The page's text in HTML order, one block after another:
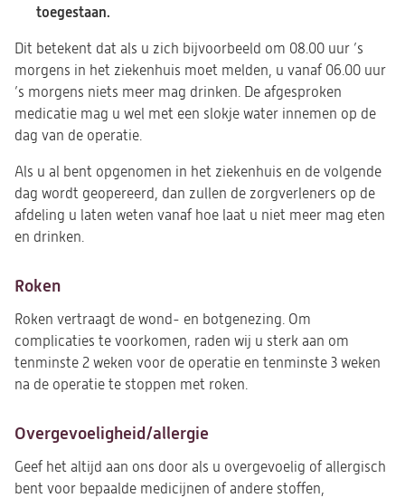
toegestaan.
Dit betekent dat als u zich bijvoorbeeld om 08.00 uur ’s
morgens in het ziekenhuis moet melden, u vanaf 06.00 uur
’s morgens niets meer mag drinken. De afgesproken
medicatie mag u wel met een slokje water innemen op de
dag van de operatie.
Als u al bent opgenomen in het ziekenhuis en de volgende
dag wordt geopereerd, dan zullen de zorgverleners op de
afdeling u laten weten vanaf hoe laat u niet meer mag eten
en drinken.
Roken
Roken vertraagt de wond- en botgenezing. Om
complicaties te voorkomen, raden wij u sterk aan om
tenminste 2 weken voor de operatie en tenminste 3 weken
na de operatie te stoppen met roken.
Overgevoeligheid/allergie
Geef het altijd aan ons door als u overgevoelig of allergisch
bent voor bepaalde medicijnen of andere stoffen,